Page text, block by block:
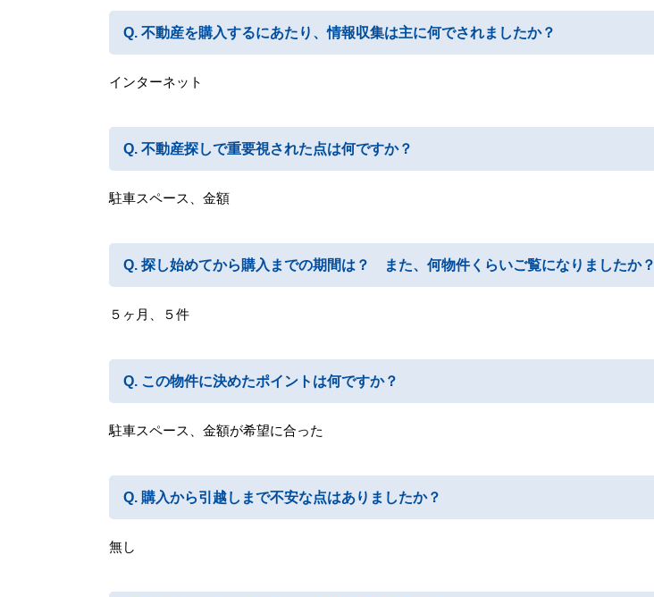
不動産を購入するにあたり、情報収集は主に何でされましたか？
インターネット
不動産探しで重要視された点は何ですか？
駐車スペース、金額
探し始めてから購入までの期間は？ また、何物件くらいご覧になりましたか？
５ヶ月、５件
この物件に決めたポイントは何ですか？
駐車スペース、金額が希望に合った
購入から引越しまで不安な点はありましたか？
無し